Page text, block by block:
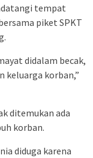
tempat
piket SPKT
didalam becak,
keluarga korban,”
ditemukan ada
korban.
diduga karena